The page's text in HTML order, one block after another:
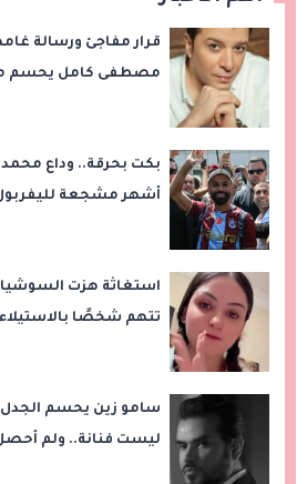
قرار مفاجئ ورسالة
مصطفى كامل يحسم
بكت بحرقة.. وداع
أشهر مشجعة
استغاثة هزت
تتهم شخصًا
سامو زين يحسم
ليست فنانة.. ولم